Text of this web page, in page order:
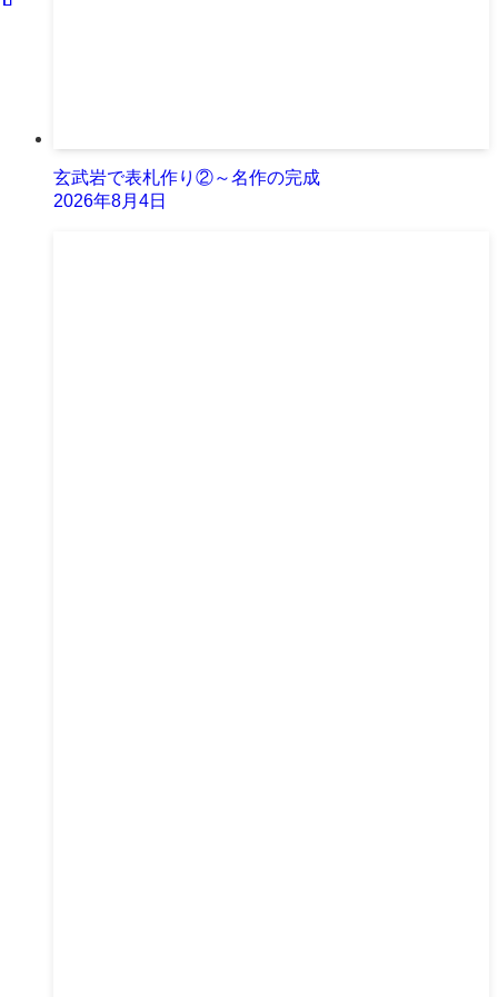
玄武岩で表札作り②～名作の完成
2026年8月4日